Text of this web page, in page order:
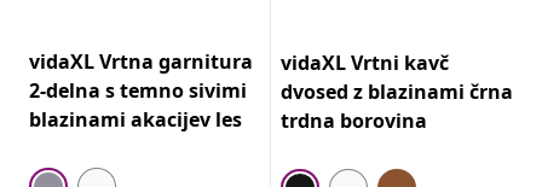
vidaXL Vrtna garnitura
2-delna s temno sivimi
blazinami akacijev les
vidaXL Vrtni kavč
dvosed z blazinami črna
trdna borovina